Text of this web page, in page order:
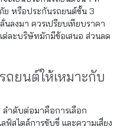
ย หรือประกันรถยนต์ชั้น 3
ลงมา ควรเปรียบเทียบราคา
ละบริษัทมักมีข้อเสนอ ส่วนลด
ถยนต์ให้เหมาะกับ
ลำดับต่อมาคือการเลือก
ฟ์สไตล์การขับขี่ และความเสี่ยง